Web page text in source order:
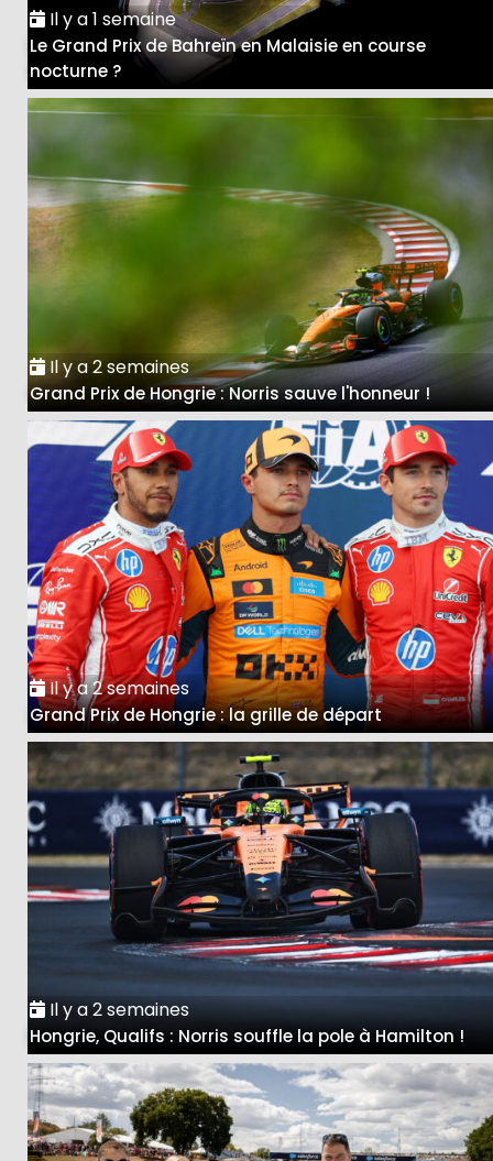
Il y a 1 semaine
Le Grand Prix de Bahreïn en Malaisie en course
nocturne ?
Il y a 2 semaines
Grand Prix de Hongrie : Norris sauve l'honneur !
Il y a 2 semaines
Grand Prix de Hongrie : la grille de départ
Il y a 2 semaines
Hongrie, Qualifs : Norris souffle la pole à Hamilton !